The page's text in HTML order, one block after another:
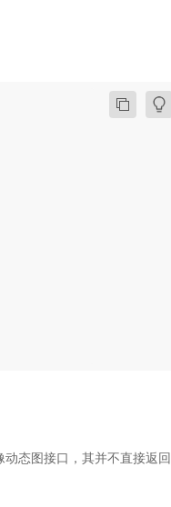
态图接口，其并不直接返回